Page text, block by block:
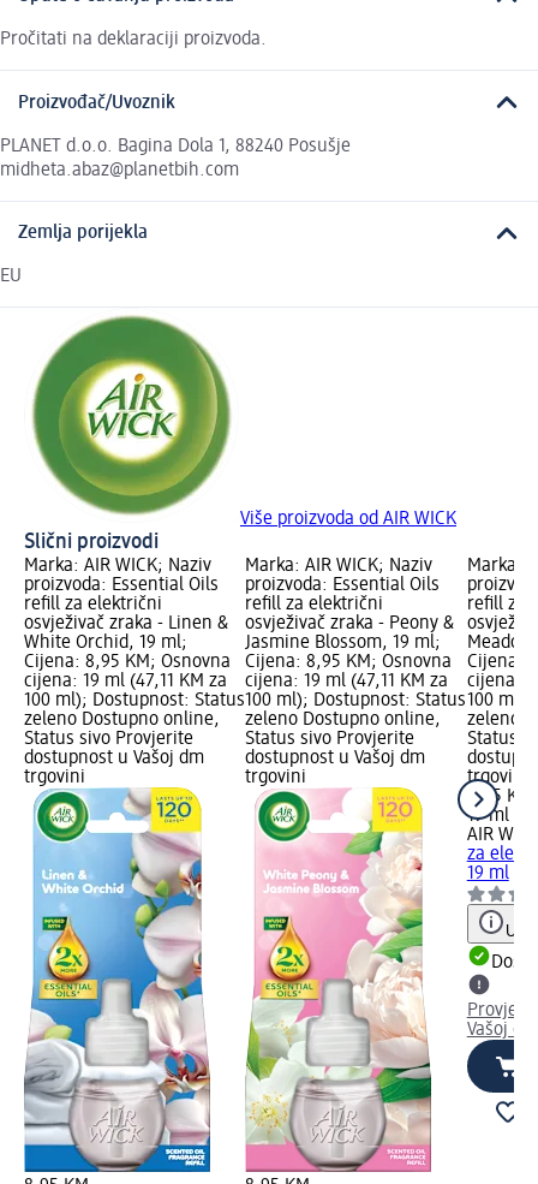
Pročitati na deklaraciji proizvoda.
Proizvođač/Uvoznik
PLANET d.o.o. Bagina Dola 1, 88240 Posušje
midheta.abaz@planetbih.com
Zemlja porijekla
EU
Više proizvoda od AIR WICK
Slični proizvodi
Marka: AIR WICK; Naziv
proizvoda: Essential Oils
refill za električni
osvježivač zraka - Linen &
White Orchid, 19 ml;
Cijena: 8,95 KM; Osnovna
cijena: 19 ml (47,11 KM za
100 ml); Dostupnost: Status
zeleno Dostupno online,
Status sivo Provjerite
dostupnost u Vašoj dm
trgovini
Marka: AIR WICK; Naziv
proizvoda: Essential Oils
refill za električni
osvježivač zraka - Peony &
Jasmine Blossom, 19 ml;
Cijena: 8,95 KM; Osnovna
cijena: 19 ml (47,11 KM za
100 ml); Dostupnost: Status
zeleno Dostupno online,
Status sivo Provjerite
dostupnost u Vašoj dm
trgovini
Marka:
refill za
Cijena:
cijena:
100 ml);
zeleno
Status
trgovini
8,95 KM
19 ml
AIR
za
19 ml
Vašoj